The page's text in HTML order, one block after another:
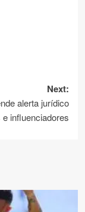
Next:
alerta jurídico
influenciadores